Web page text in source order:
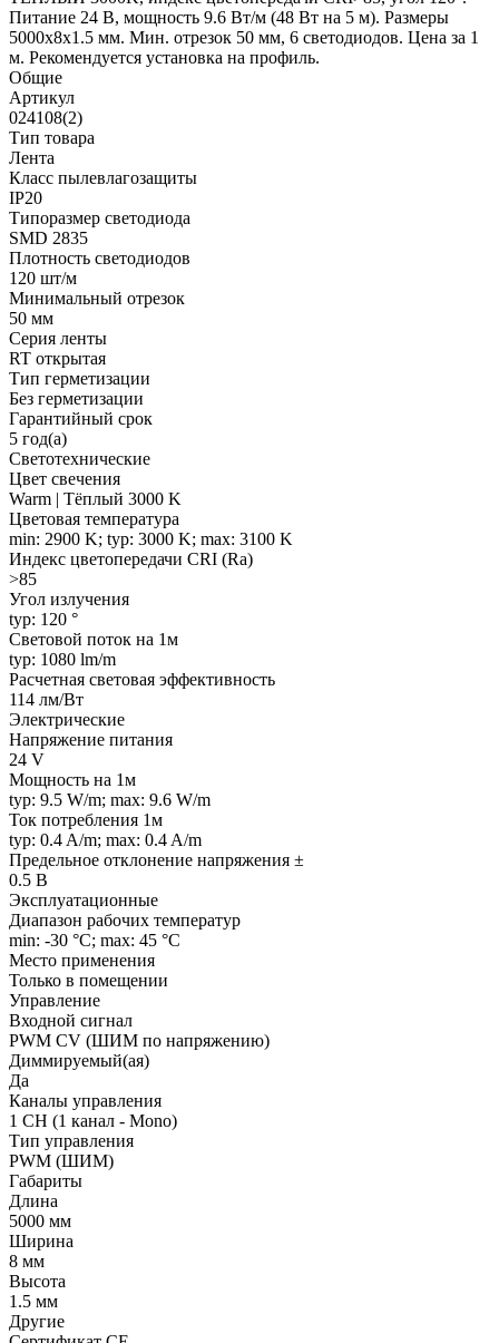
Питание 24 В, мощность 9.6 Вт/м (48 Вт на 5 м). Размеры
5000x8x1.5 мм. Мин. отрезок 50 мм, 6 светодиодов. Цена за 1
м. Рекомендуется установка на профиль.
Общие
Артикул
024108(2)
Тип товара
Лента
Класс пылевлагозащиты
IP20
Типоразмер светодиода
SMD 2835
Плотность светодиодов
120 шт/м
Минимальный отрезок
50 мм
Серия ленты
RT открытая
Тип герметизации
Без герметизации
Гарантийный срок
5 год(а)
Светотехнические
Цвет свечения
Warm | Тёплый 3000 K
Цветовая температура
min: 2900 K; typ: 3000 K; max: 3100 K
Индекс цветопередачи CRI (Ra)
>85
Угол излучения
typ: 120 °
Световой поток на 1м
typ: 1080 lm/m
Расчетная световая эффективность
114 лм/Вт
Электрические
Напряжение питания
24 V
Мощность на 1м
typ: 9.5 W/m; max: 9.6 W/m
Ток потребления 1м
typ: 0.4 A/m; max: 0.4 A/m
Предельное отклонение напряжения ±
0.5 В
Эксплуатационные
Диапазон рабочих температур
min: -30 °C; max: 45 °C
Место применения
Только в помещении
Управление
Входной сигнал
PWM СV (ШИМ по напряжению)
Диммируемый(ая)
Да
Каналы управления
1 CH (1 канал - Mono)
Тип управления
PWM (ШИМ)
Габариты
Длина
5000 мм
Ширина
8 мм
Высота
1.5 мм
Другие